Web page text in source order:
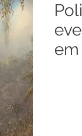
em